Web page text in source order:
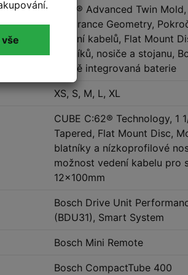
C:62® Advanced Twin
Endurance Geometry,
vedení kabelů, Flat Mount
blatníků, nosiče a stojanu,
Pevně integrovaná baterie
XS, S, M, L, XL
CUBE C:62® Technology, 1
Tapered, Flat Mount Disc,
blatníky a nízkoprofilové
možnost vedení kabelu pro
12x100mm
Bosch Drive Unit
(BDU31), Smart System
Bosch Mini Remote
Bosch CompactTube 400